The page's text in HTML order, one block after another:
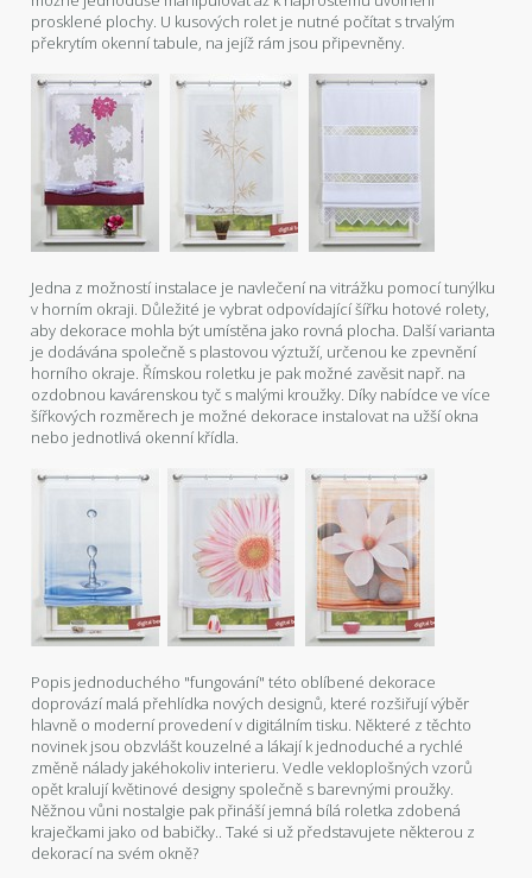
prosklené plochy. U kusových rolet je nutné počítat s trvalým
překrytím okenní tabule, na jejíž rám jsou připevněny.
Jedna z možností instalace je navlečení na vitrážku pomocí tunýlku
v horním okraji. Důležité je vybrat odpovídající šířku hotové rolety,
aby dekorace mohla být umístěna jako rovná plocha. Další varianta
je dodávána společně s plastovou výztuží, určenou ke zpevnění
horního okraje. Římskou roletku je pak možné zavěsit např. na
ozdobnou kavárenskou tyč s malými kroužky. Díky nabídce ve více
šířkových rozměrech je možné dekorace instalovat na užší okna
nebo jednotlivá okenní křídla.
Popis jednoduchého "fungování" této oblíbené dekorace
doprovází malá přehlídka nových designů, které rozšiřují výběr
hlavně o moderní provedení v digitálním tisku. Některé z těchto
novinek jsou obzvlášt kouzelné a lákají k jednoduché a rychlé
změně nálady jakéhokoliv interieru. Vedle vekloplošných vzorů
opět kralují květinové designy společně s barevnými proužky.
Něžnou vůni nostalgie pak přináší jemná bílá roletka zdobená
kraječkami jako od babičky.. Také si už představujete některou z
dekorací na svém okně?